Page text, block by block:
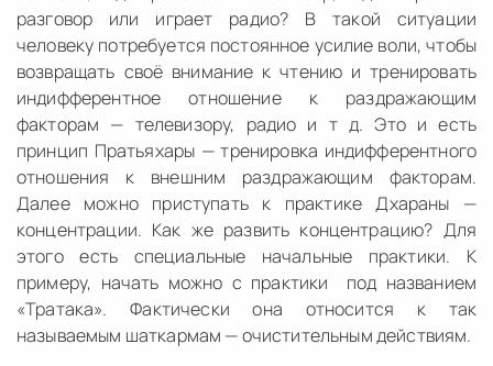
разговор или играет радио? В такой ситуации
человеку потребуется постоянное усилие воли, чтобы
возвращать своё внимание к чтению и тренировать
индифферентное отношение к раздражающим
факторам — телевизору, радио и т д. Это и есть
принцип Пратьяхары — тренировка индифферентного
отношения к внешним раздражающим факторам.
Далее можно приступать к практике Дхараны —
концентрации. Как же развить концентрацию? Для
этого есть специальные начальные практики. К
примеру, начать можно с практики под названием
«Тратака». Фактически она относится к так
называемым шаткармам — очистительным действиям.